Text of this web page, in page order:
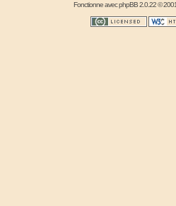
Fonctionne avecphpBB2.0.22 ©